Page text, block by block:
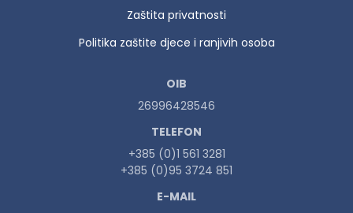
Zaštita privatnosti
Politika zaštite djece i ranjivih osoba
OIB
26996428546
TELEFON
+385 (0)1 561 3281
+385 (0)95 3724 851
E-MAIL